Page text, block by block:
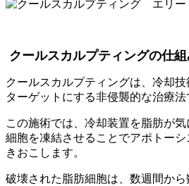
クールスカルプティングの仕
クールスカルプティングは、冷却
ターゲットにする非侵襲的な治療法
この施術では、冷却装置を脂肪が
細胞を凍結させることでアポトーシ
きおこします。
破壊された脂肪細胞は、数週間か